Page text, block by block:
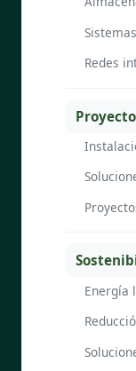
Redes
Energía